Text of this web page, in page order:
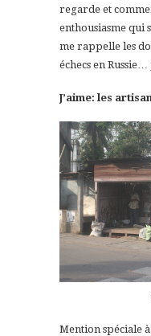
regarde et
enthousiasme qui
me rappelle les
échecs en Russie…
J’aime: les
Mention spéciale